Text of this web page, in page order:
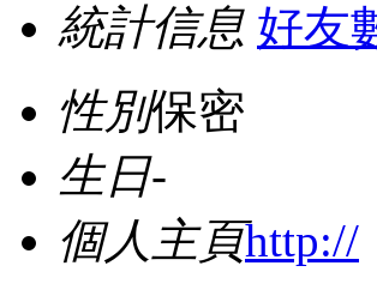
統計信息 好友
性別保密
生日-
個人主頁http://